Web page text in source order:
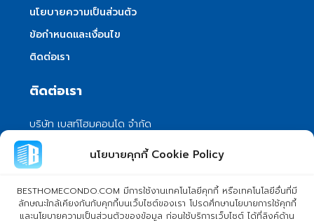
นโยบายคุกกี้ Cookie Policy
BESTHOMECONDO.COM มีการใช้งานเทคโนโลยีคุกกี้ หรือเทคโนโลยีอื่นที่มี
ลักษณะใกล้เคียงกันกับคุกกี้บนเว็บไซต์ของเรา โปรดศึกษานโยบายการใช้คุกกี้
และนโยบายความเป็นส่วนตัวของข้อมูล ก่อนใช้บริการเว็บไซต์ ได้ที่ลิงค์ด้าน
นโยบายความเป็นส่วนตัว
ข้อกำหนดและเงื่อนไข
ติดต่อเรา
ติดต่อเรา
บริษัท เบสท์โฮมคอนโด จำกัด
101/399 หมู่ 7 แขวงลําผักชี เขตหนองจอก
กรุงเทพมหานคร 10530
info@besthomecondo.com